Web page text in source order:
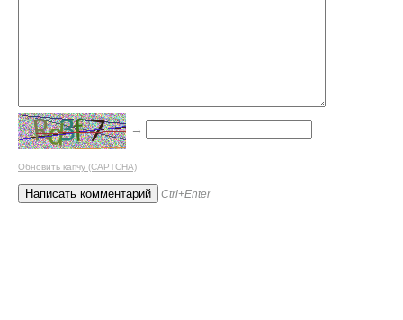
→
Обновить капчу (CAPTCHA)
Ctrl+Enter